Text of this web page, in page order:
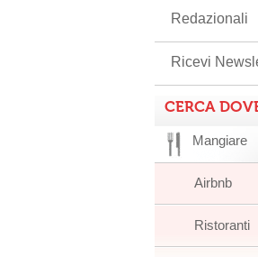
Redazionali
Ricevi
CERCA
Mangiare
Airbnb
Ristoranti